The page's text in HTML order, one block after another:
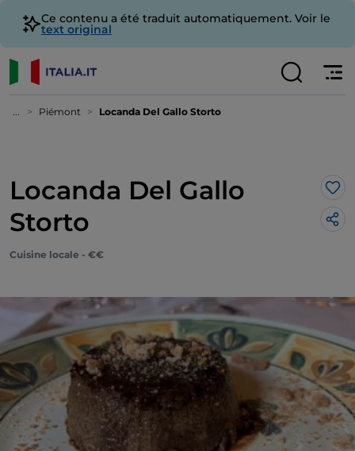
Ce contenu a été traduit automatiquement. Voir le
text original
... Piémont Locanda Del Gallo Storto
Locanda Del Gallo
Storto
Cuisine locale - €€